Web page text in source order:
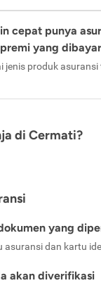
cepat punya
yang
jenis produk
di Cermati?
yang
asuransi dan kartu
akan diverifikasi